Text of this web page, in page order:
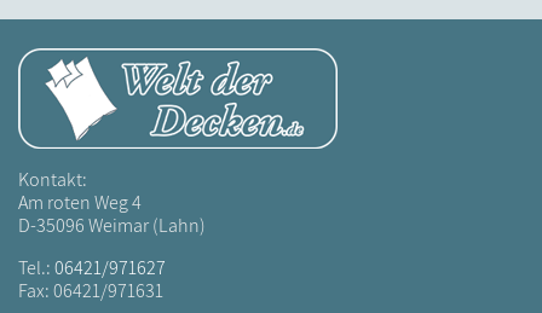
Kontakt:
Am roten Weg 4
D-35096 Weimar (Lahn)
Tel.:06421/971627
Fax: 06421/971631